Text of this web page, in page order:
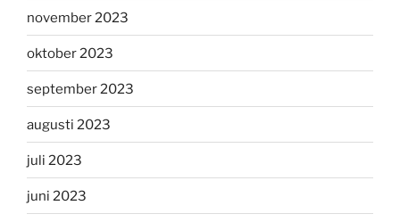
november 2023
oktober 2023
september 2023
augusti 2023
juli 2023
juni 2023